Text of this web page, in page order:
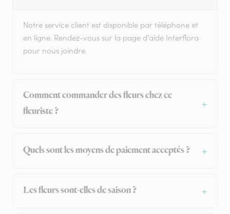
Notre service client est disponible par téléphone et
en ligne. Rendez-vous sur la page d'aide Interflora
pour nous joindre.
Comment commander des fleurs chez ce
fleuriste ?
Quels sont les moyens de paiement acceptés ?
Les fleurs sont-elles de saison ?